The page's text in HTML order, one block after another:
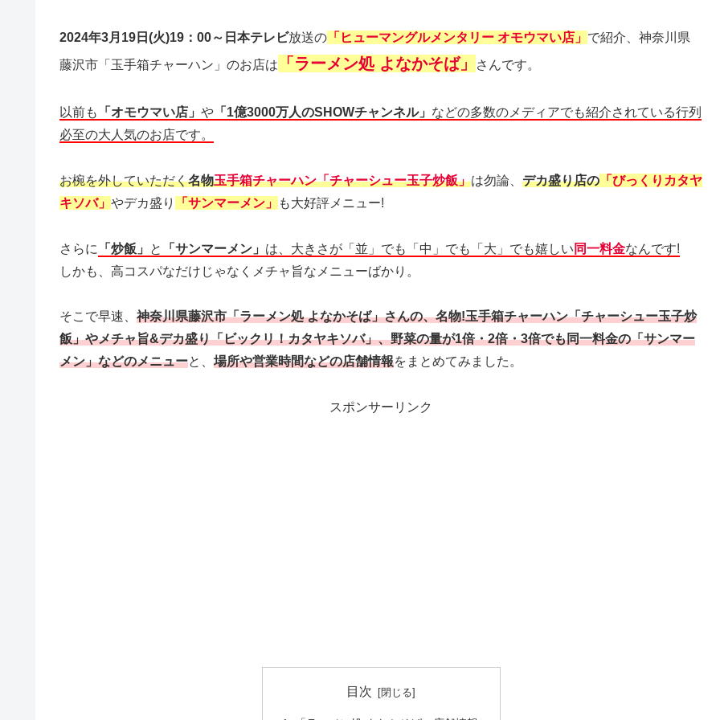
2024年3月19日(火)19：00～日本テレビ放送の 「ヒューマングルメンタリー オモウマい店」 で紹介、神奈川県
藤沢市「玉手箱チャーハン」のお店は
「ラーメン処 よなかそば」 さんです。
以前も 「オモウマい店」 や 「1億3000万人のSHOWチャンネル」 などの多数のメディアでも紹介されている行列
必至の大人気のお店です。
お椀を外していただく名物玉手箱チャーハン「チャーシュー玉子炒飯」は勿論、 デカ盛り店の 「びっくりカタヤ
キソバ」 やデカ盛り 「サンマーメン」 も大好評メニュー!
さらに 「炒飯」 と 「サンマーメン」 は、大きさが「並」でも「中」でも「大」でも嬉しい 同一料金なんです!
しかも、高コスパなだけじゃなくメチャ旨なメニューばかり。
そこで早速、 神奈川県藤沢市「ラーメン処 よなかそば」さんの、名物!玉手箱チャーハン「チャーシュー玉子炒
飯」やメチャ旨&デカ盛り「ビックリ！カタヤキソバ」、野菜の量が1倍・2倍・3倍でも同一料金の「サンマー
メン」などのメニューと、 場所や営業時間などの店舗情報をまとめてみました。
スポンサーリンク
目次